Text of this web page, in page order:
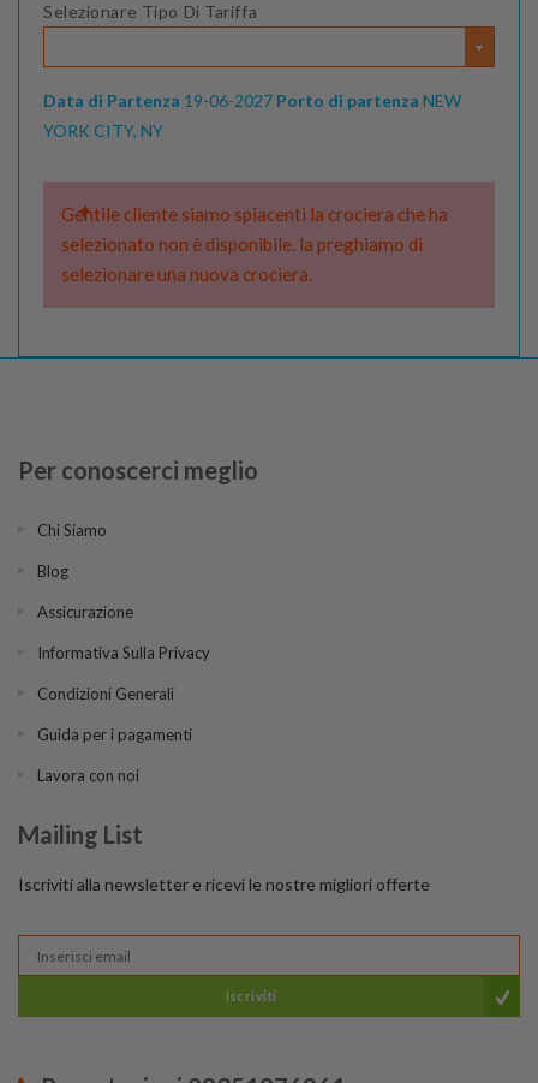
Selezionare Tipo Di Tariffa
Data di Partenza 19-06-2027 Porto di partenza NEW
YORK CITY, NY
Gentile cliente siamo spiacenti la crociera che ha
selezionato non è disponibile. la preghiamo di
selezionare una nuova crociera.
Per conoscerci meglio
Chi Siamo
Blog
Assicurazione
Informativa Sulla Privacy
Condizioni Generali
Guida per i pagamenti
Lavora con noi
Mailing List
Iscriviti alla newsletter e ricevi le nostre migliori offerte
Iscriviti